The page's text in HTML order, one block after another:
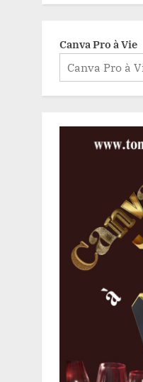
Canva Pro à Vie